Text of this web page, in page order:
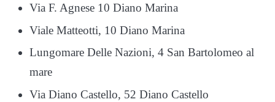
Via F. Agnese 10 Diano Marina
Viale Matteotti, 10 Diano Marina
Lungomare Delle Nazioni, 4 San Bartolomeo al
mare
Via Diano Castello, 52 Diano Castello